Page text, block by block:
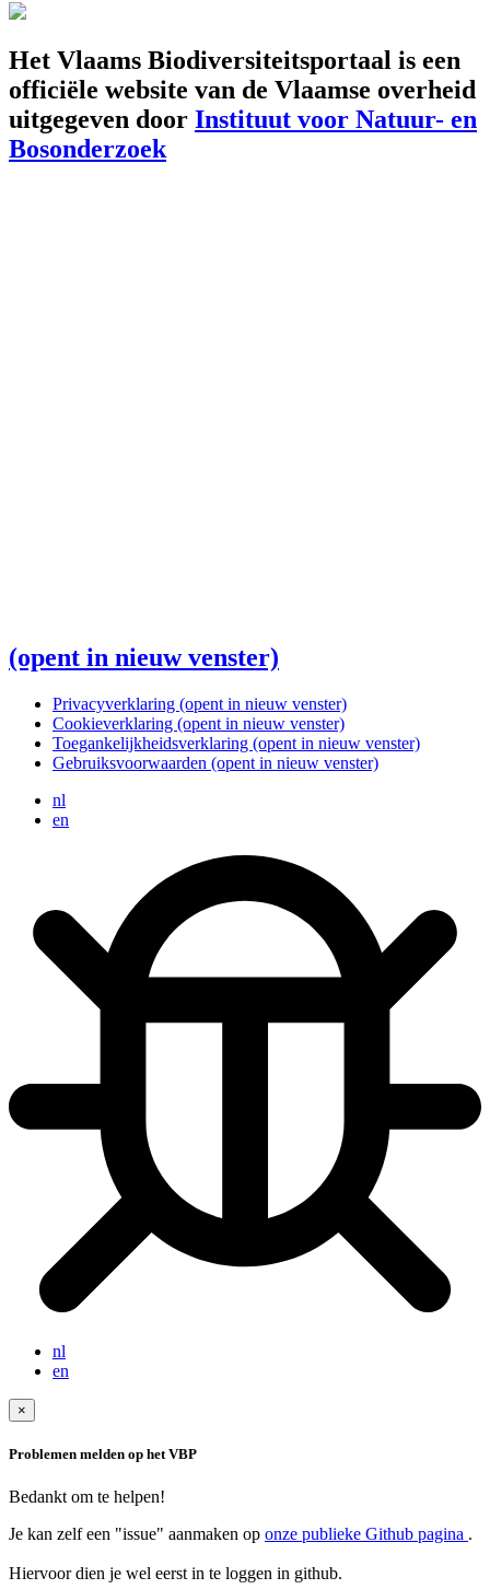
Het Vlaams Biodiversiteitsportaal is een
officiële website van de Vlaamse overheid
uitgegeven door Instituut voor Natuur- en
Bosonderzoek
(opent in nieuw venster)
Privacyverklaring (opent in nieuw venster)
Cookieverklaring (opent in nieuw venster)
Toegankelijkheidsverklaring (opent in nieuw venster)
Gebruiksvoorwaarden (opent in nieuw venster)
nl
en
nl
en
×
Problemen melden op het VBP
Bedankt om te helpen!
Je kan zelf een "issue" aanmaken op onze publieke Github pagina .
Hiervoor dien je wel eerst in te loggen in github.